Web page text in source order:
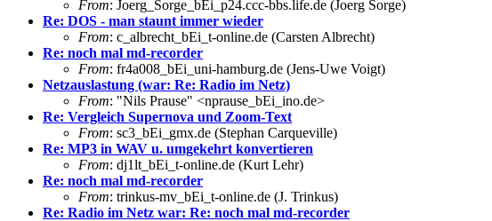
From: Joerg_Sorge_bEi_p24.ccc-bbs.life.de (Joerg Sorge)
Re: DOS - man staunt immer wieder
From: c_albrecht_bEi_t-online.de (Carsten Albrecht)
Re: noch mal md-recorder
From: fr4a008_bEi_uni-hamburg.de (Jens-Uwe Voigt)
Netzauslastung (war: Re: Radio im Netz)
From: "Nils Prause" <nprause_bEi_ino.de>
Re: Vergleich Supernova und Zoom-Text
From: sc3_bEi_gmx.de (Stephan Carqueville)
Re: MP3 in WAV u. umgekehrt konvertieren
From: dj1lt_bEi_t-online.de (Kurt Lehr)
Re: noch mal md-recorder
From: trinkus-mv_bEi_t-online.de (J. Trinkus)
Re: Radio im Netz war: Re: noch mal md-recorder